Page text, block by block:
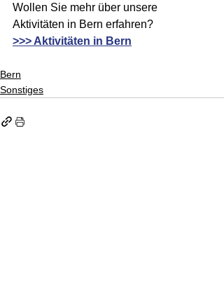
Wollen Sie mehr über unsere
Aktivitäten in Bern erfahren?
>>> Aktivitäten in Bern
Bern
Sonstiges